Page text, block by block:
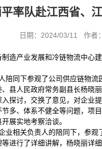
率队赴江西省、
日期：2024/03/11 作
造产业发展和冷链物流中心
同下参观了公司供应链物
县人民政府常务副县长杨
探讨，交换了意见，对企
多、体系不健全等问题，
展实地考察洽谈。
业相关负责人的陪同下，参
进行了详细讲解，杨晓丽